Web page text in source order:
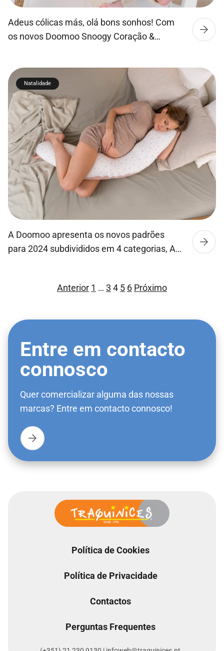
Adeus cólicas más, olá bons sonhos! Com
os novos Doomoo Snoogy Coração &
uma pequena almofada de aquecimento
removível com sementes de lavanda. O seu
calor reconfortante ajuda a aliviar a dor de
estômago do bebé e exala […]
Natalidade
A Doomoo apresenta os novos padrões
para 2024 subdivididos em 4 categorias, A
Paginação
Anterior 1 … 3 4 5 6 Próximo
Entre em contacto
connosco
Quer comercializar alguma das nossas
marcas? Entre em contacto connosco!
Política de Cookies
Política de Privacidade
Contactos
Perguntas Frequentes